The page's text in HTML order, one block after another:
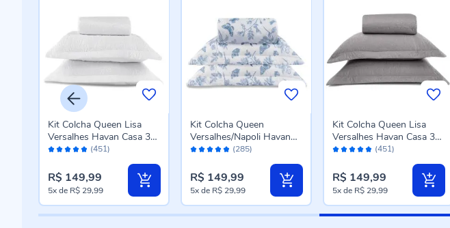
Avaliação: (451)
Kit Colcha Queen Lisa
Versalhes Havan Casa 3
Peças - Branco
R$ 149,99
5xde R$ 29,99
Avaliação: (285)
Kit Colcha Queen
Versalhes/Napoli Havan
Casa 3 Peças - Floral Azul
R$ 149,99
5xde R$ 29,99
Avaliação: (451)
Kit Colcha Queen Lisa
Versalhes Havan Casa 3
Peças - Cinza Amianto
R$ 149,99
5xde R$ 29,99